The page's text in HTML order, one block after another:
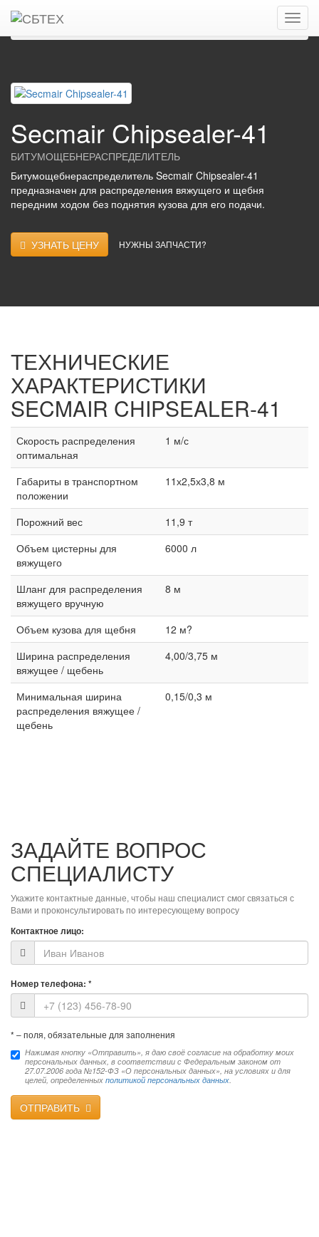
Главная
SECMAIR
Secmair Chipsealer-41
БИТУМОЩЕБНЕРАСПРЕДЕЛИТЕЛЬ
Битумощебнераспределитель Secmair Chipsealer-41
предназначен для распределения вяжущего и щебня
передним ходом без поднятия кузова для его подачи.
УЗНАТЬ ЦЕНУ НУЖНЫ ЗАПЧАСТИ?
ТЕХНИЧЕСКИЕ
ХАРАКТЕРИСТИКИ
SECMAIR CHIPSEALER-41
Скорость распределения
оптимальная
1 м/с
Габариты в транспортном
положении
11х2,5х3,8 м
Порожний вес
11,9 т
Объем цистерны для
вяжущего
6000 л
Шланг для распределения
вяжущего вручную
8 м
Объем кузова для щебня
12 м?
Ширина распределения
вяжущее / щебень
4,00/3,75 м
Минимальная ширина
распределения вяжущее /
щебень
0,15/0,3 м
ЗАДАЙТЕ ВОПРОС
СПЕЦИАЛИСТУ
Укажите контактные данные, чтобы наш специалист смог связаться с
Вами и проконсультировать по интересующему вопросу
Контактное лицо:
Номер телефона: *
* – поля, обязательные для заполнения
Нажимая кнопку «Отправить», я даю своё согласие на обработку моих
персональных данных, в соответствии с Федеральным законом от
27.07.2006 года №152-ФЗ «О персональных данных», на условиях и для
целей, определенных политикой персональных данных.
ОТПРАВИТЬ